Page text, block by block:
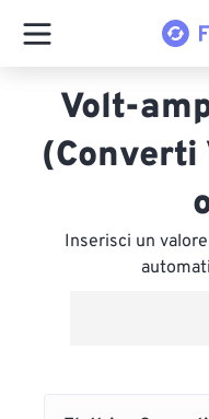
Volt-
(Converti
Inserisci un